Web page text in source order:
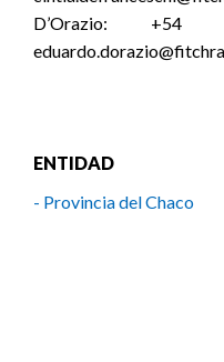
D’Orazio:
ENTIDAD
- Provincia del Chaco